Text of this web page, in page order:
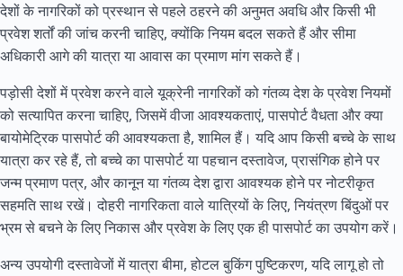
देशों के नागरिकों को प्रस्थान से पहले ठहरने की अनुमत अवधि और किसी भी
प्रवेश शर्तों की जांच करनी चाहिए, क्योंकि नियम बदल सकते हैं और सीमा
अधिकारी आगे की यात्रा या आवास का प्रमाण मांग सकते हैं।
पड़ोसी देशों में प्रवेश करने वाले यूक्रेनी नागरिकों को गंतव्य देश के प्रवेश नियमों
को सत्यापित करना चाहिए, जिसमें वीजा आवश्यकताएं, पासपोर्ट वैधता और क्या
बायोमेट्रिक पासपोर्ट की आवश्यकता है, शामिल हैं। यदि आप किसी बच्चे के साथ
यात्रा कर रहे हैं, तो बच्चे का पासपोर्ट या पहचान दस्तावेज, प्रासंगिक होने पर
जन्म प्रमाण पत्र, और कानून या गंतव्य देश द्वारा आवश्यक होने पर नोटरीकृत
सहमति साथ रखें। दोहरी नागरिकता वाले यात्रियों के लिए, नियंत्रण बिंदुओं पर
भ्रम से बचने के लिए निकास और प्रवेश के लिए एक ही पासपोर्ट का उपयोग करें।
अन्य उपयोगी दस्तावेजों में यात्रा बीमा, होटल बुकिंग पुष्टिकरण, यदि लागू हो तो